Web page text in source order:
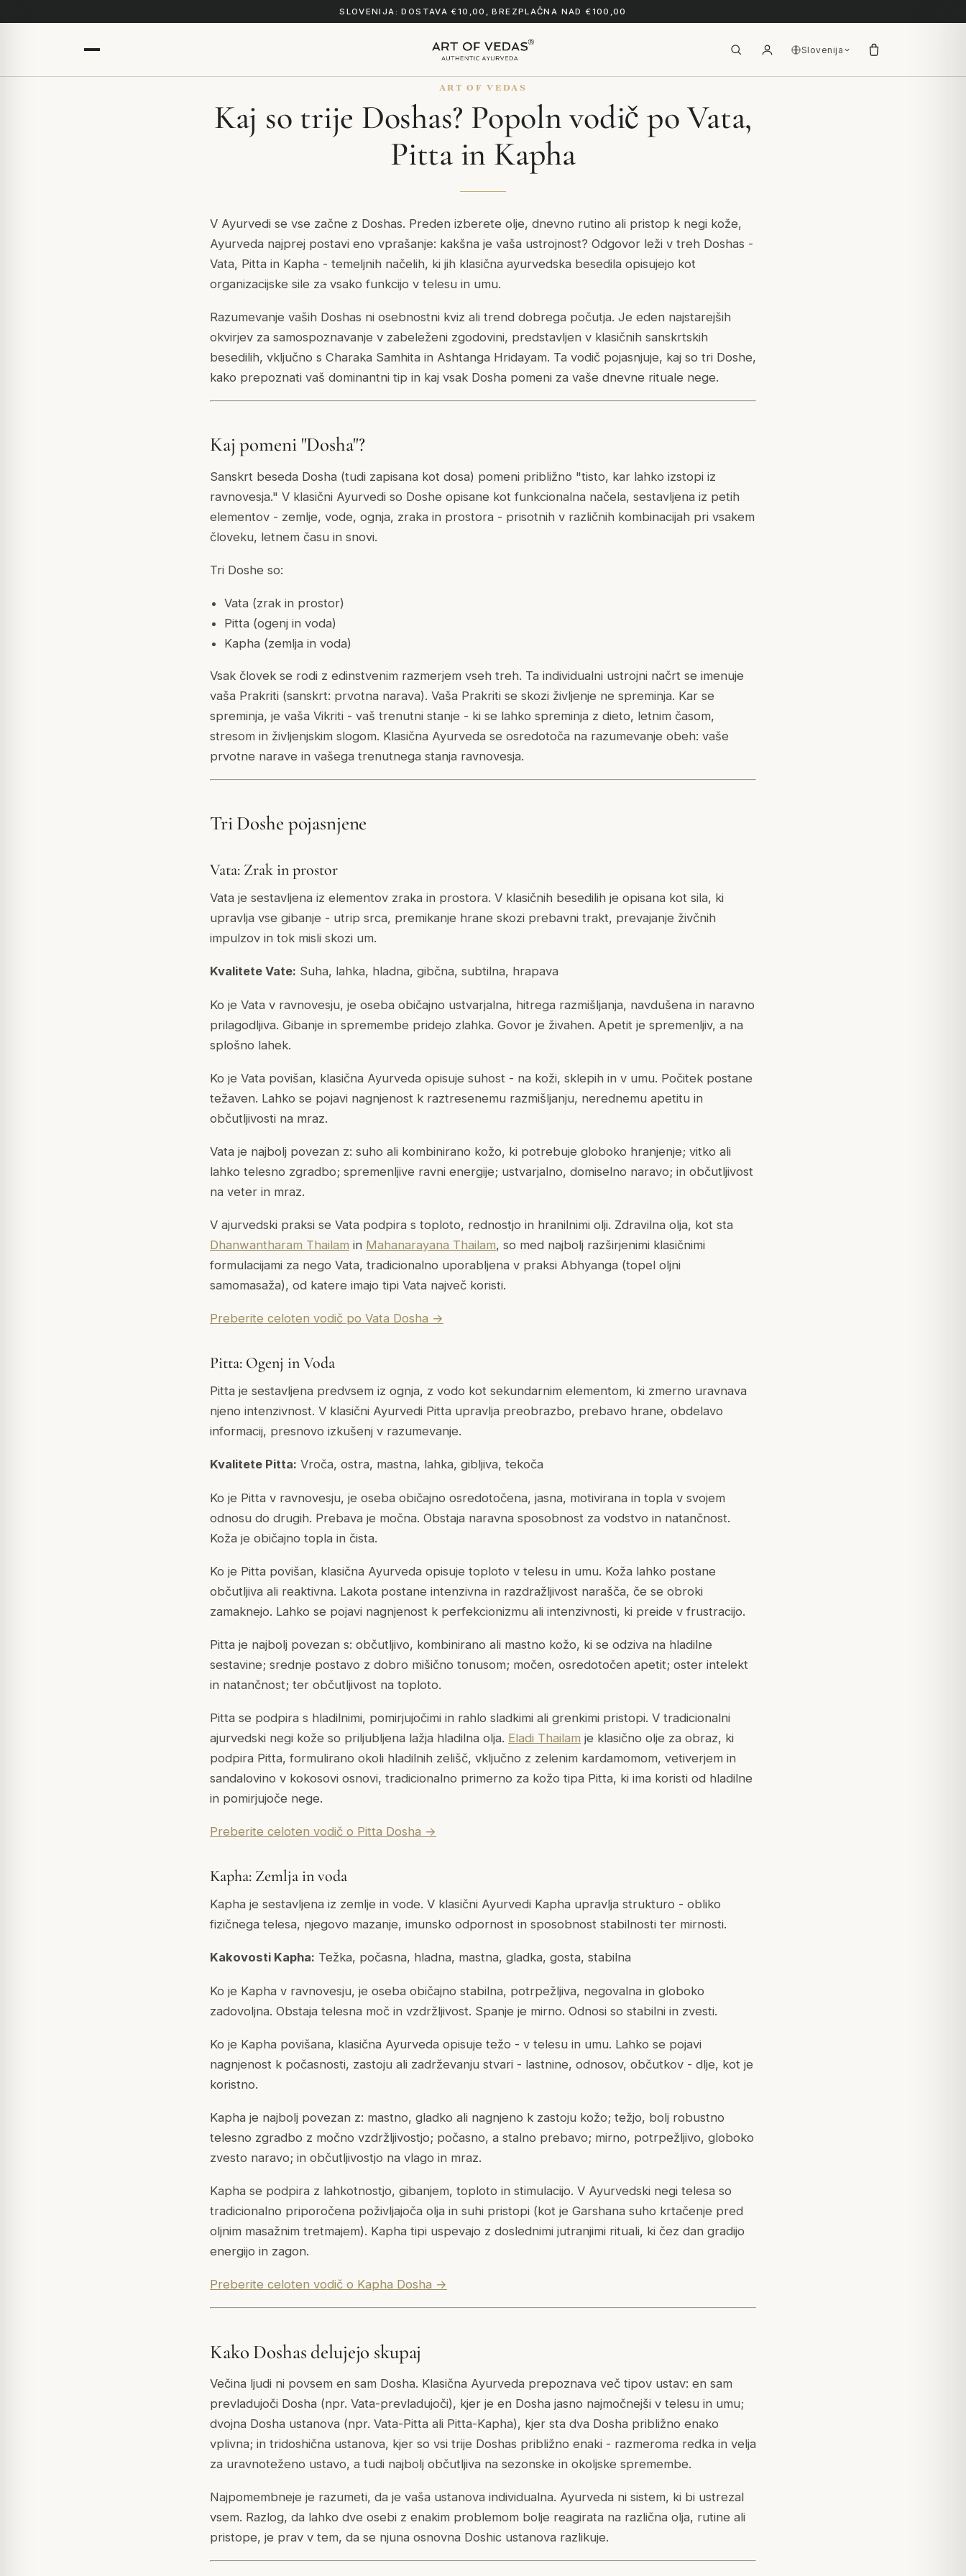
SLOVENIJA: DOSTAVA €10,00, BREZPLAČNA NAD €100,00
Slovenija
ART OF VEDAS
Kaj so trije Doshas? Popoln vodič po Vata,
Pitta in Kapha
V Ayurvedi se vse začne z Doshas. Preden izberete olje, dnevno rutino ali pristop k negi kože,
Ayurveda najprej postavi eno vprašanje: kakšna je vaša ustrojnost? Odgovor leži v treh Doshas -
Vata, Pitta in Kapha - temeljnih načelih, ki jih klasična ayurvedska besedila opisujejo kot
organizacijske sile za vsako funkcijo v telesu in umu.
Razumevanje vaših Doshas ni osebnostni kviz ali trend dobrega počutja. Je eden najstarejših
okvirjev za samospoznavanje v zabeleženi zgodovini, predstavljen v klasičnih sanskrtskih
besedilih, vključno s Charaka Samhita in Ashtanga Hridayam. Ta vodič pojasnjuje, kaj so tri Doshe,
kako prepoznati vaš dominantni tip in kaj vsak Dosha pomeni za vaše dnevne rituale nege.
Kaj pomeni "Dosha"?
Sanskrt beseda Dosha (tudi zapisana kot dosa) pomeni približno "tisto, kar lahko izstopi iz
ravnovesja." V klasični Ayurvedi so Doshe opisane kot funkcionalna načela, sestavljena iz petih
elementov - zemlje, vode, ognja, zraka in prostora - prisotnih v različnih kombinacijah pri vsakem
človeku, letnem času in snovi.
Tri Doshe so:
Vata (zrak in prostor)
Pitta (ogenj in voda)
Kapha (zemlja in voda)
Vsak človek se rodi z edinstvenim razmerjem vseh treh. Ta individualni ustrojni načrt se imenuje
vaša Prakriti (sanskrt: prvotna narava). Vaša Prakriti se skozi življenje ne spreminja. Kar se
spreminja, je vaša Vikriti - vaš trenutni stanje - ki se lahko spreminja z dieto, letnim časom,
stresom in življenjskim slogom. Klasična Ayurveda se osredotoča na razumevanje obeh: vaše
prvotne narave in vašega trenutnega stanja ravnovesja.
Tri Doshe pojasnjene
Vata: Zrak in prostor
Vata je sestavljena iz elementov zraka in prostora. V klasičnih besedilih je opisana kot sila, ki
upravlja vse gibanje - utrip srca, premikanje hrane skozi prebavni trakt, prevajanje živčnih
impulzov in tok misli skozi um.
Kvalitete Vate: Suha, lahka, hladna, gibčna, subtilna, hrapava
Ko je Vata v ravnovesju, je oseba običajno ustvarjalna, hitrega razmišljanja, navdušena in naravno
prilagodljiva. Gibanje in spremembe pridejo zlahka. Govor je živahen. Apetit je spremenljiv, a na
splošno lahek.
Ko je Vata povišan, klasična Ayurveda opisuje suhost - na koži, sklepih in v umu. Počitek postane
težaven. Lahko se pojavi nagnjenost k raztresenemu razmišljanju, nerednemu apetitu in
občutljivosti na mraz.
Vata je najbolj povezan z: suho ali kombinirano kožo, ki potrebuje globoko hranjenje; vitko ali
lahko telesno zgradbo; spremenljive ravni energije; ustvarjalno, domiselno naravo; in občutljivost
na veter in mraz.
V ajurvedski praksi se Vata podpira s toploto, rednostjo in hranilnimi olji. Zdravilna olja, kot sta
Dhanwantharam Thailam in Mahanarayana Thailam, so med najbolj razširjenimi klasičnimi
formulacijami za nego Vata, tradicionalno uporabljena v praksi Abhyanga (topel oljni
samomasaža), od katere imajo tipi Vata največ koristi.
Preberite celoten vodič po Vata Dosha →
Pitta: Ogenj in Voda
Pitta je sestavljena predvsem iz ognja, z vodo kot sekundarnim elementom, ki zmerno uravnava
njeno intenzivnost. V klasični Ayurvedi Pitta upravlja preobrazbo, prebavo hrane, obdelavo
informacij, presnovo izkušenj v razumevanje.
Kvalitete Pitta: Vroča, ostra, mastna, lahka, gibljiva, tekoča
Ko je Pitta v ravnovesju, je oseba običajno osredotočena, jasna, motivirana in topla v svojem
odnosu do drugih. Prebava je močna. Obstaja naravna sposobnost za vodstvo in natančnost.
Koža je običajno topla in čista.
Ko je Pitta povišan, klasična Ayurveda opisuje toploto v telesu in umu. Koža lahko postane
občutljiva ali reaktivna. Lakota postane intenzivna in razdražljivost narašča, če se obroki
zamaknejo. Lahko se pojavi nagnjenost k perfekcionizmu ali intenzivnosti, ki preide v frustracijo.
Pitta je najbolj povezan s: občutljivo, kombinirano ali mastno kožo, ki se odziva na hladilne
sestavine; srednje postavo z dobro mišično tonusom; močen, osredotočen apetit; oster intelekt
in natančnost; ter občutljivost na toploto.
Pitta se podpira s hladilnimi, pomirjujočimi in rahlo sladkimi ali grenkimi pristopi. V tradicionalni
ajurvedski negi kože so priljubljena lažja hladilna olja. Eladi Thailam je klasično olje za obraz, ki
podpira Pitta, formulirano okoli hladilnih zelišč, vključno z zelenim kardamomom, vetiverjem in
sandalovino v kokosovi osnovi, tradicionalno primerno za kožo tipa Pitta, ki ima koristi od hladilne
in pomirjujoče nege.
Preberite celoten vodič o Pitta Dosha →
Kapha: Zemlja in voda
Kapha je sestavljena iz zemlje in vode. V klasični Ayurvedi Kapha upravlja strukturo - obliko
fizičnega telesa, njegovo mazanje, imunsko odpornost in sposobnost stabilnosti ter mirnosti.
Kakovosti Kapha: Težka, počasna, hladna, mastna, gladka, gosta, stabilna
Ko je Kapha v ravnovesju, je oseba običajno stabilna, potrpežljiva, negovalna in globoko
zadovoljna. Obstaja telesna moč in vzdržljivost. Spanje je mirno. Odnosi so stabilni in zvesti.
Ko je Kapha povišana, klasična Ayurveda opisuje težo - v telesu in umu. Lahko se pojavi
nagnjenost k počasnosti, zastoju ali zadrževanju stvari - lastnine, odnosov, občutkov - dlje, kot je
koristno.
Kapha je najbolj povezan z: mastno, gladko ali nagnjeno k zastoju kožo; težjo, bolj robustno
telesno zgradbo z močno vzdržljivostjo; počasno, a stalno prebavo; mirno, potrpežljivo, globoko
zvesto naravo; in občutljivostjo na vlago in mraz.
Kapha se podpira z lahkotnostjo, gibanjem, toploto in stimulacijo. V Ayurvedski negi telesa so
tradicionalno priporočena poživljajoča olja in suhi pristopi (kot je Garshana suho krtačenje pred
oljnim masažnim tretmajem). Kapha tipi uspevajo z doslednimi jutranjimi rituali, ki čez dan gradijo
energijo in zagon.
Preberite celoten vodič o Kapha Dosha →
Kako Doshas delujejo skupaj
Večina ljudi ni povsem en sam Dosha. Klasična Ayurveda prepoznava več tipov ustav: en sam
prevladujoči Dosha (npr. Vata-prevladujoči), kjer je en Dosha jasno najmočnejši v telesu in umu;
dvojna Dosha ustanova (npr. Vata-Pitta ali Pitta-Kapha), kjer sta dva Dosha približno enako
vplivna; in tridoshična ustanova, kjer so vsi trije Doshas približno enaki - razmeroma redka in velja
za uravnoteženo ustavo, a tudi najbolj občutljiva na sezonske in okoljske spremembe.
Najpomembneje je razumeti, da je vaša ustanova individualna. Ayurveda ni sistem, ki bi ustrezal
vsem. Razlog, da lahko dve osebi z enakim problemom bolje reagirata na različna olja, rutine ali
pristope, je prav v tem, da se njuna osnovna Doshic ustanova razlikuje.